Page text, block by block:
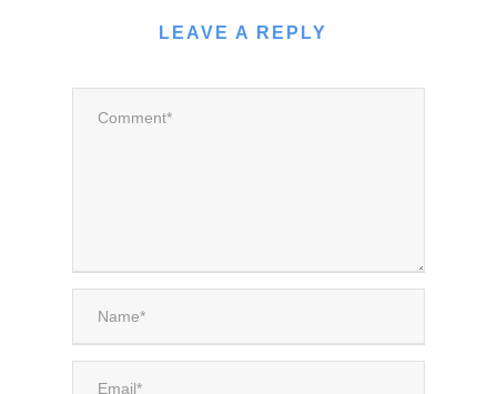
LEAVE A REPLY